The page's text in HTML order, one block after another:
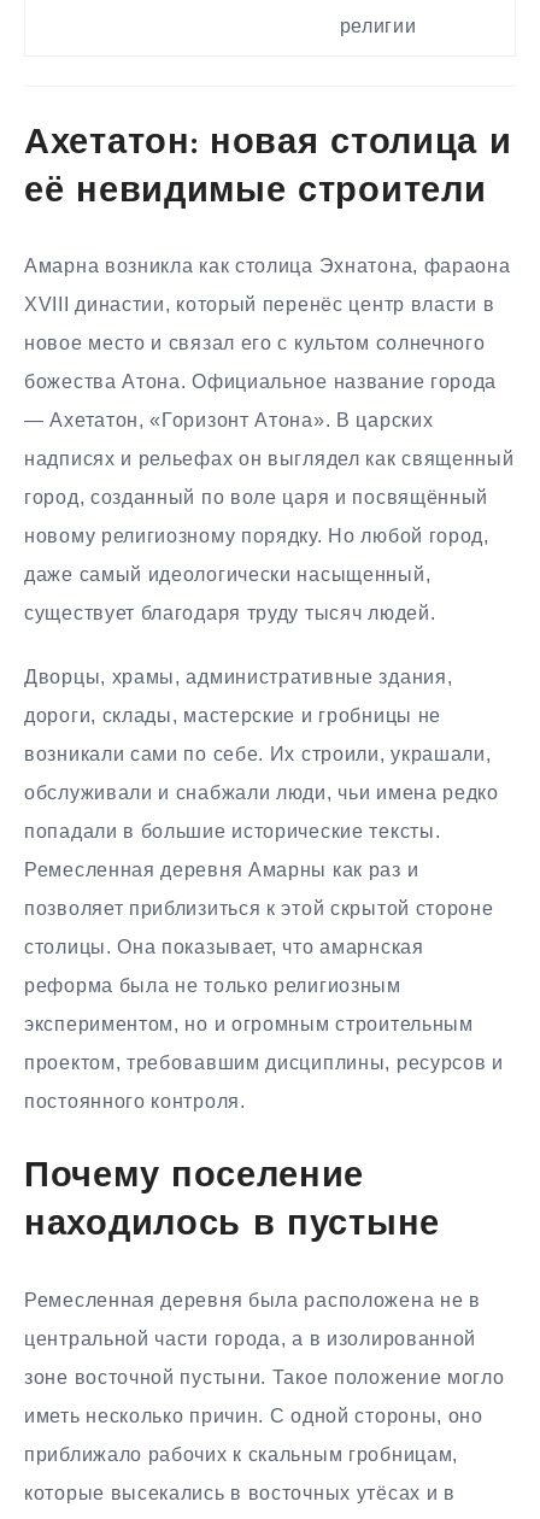
религии
Ахетатон: новая столица и
её невидимые строители
Амарна возникла как столица Эхнатона, фараона
XVIII династии, который перенёс центр власти в
новое место и связал его с культом солнечного
божества Атона. Официальное название города
— Ахетатон, «Горизонт Атона». В царских
надписях и рельефах он выглядел как священный
город, созданный по воле царя и посвящённый
новому религиозному порядку. Но любой город,
даже самый идеологически насыщенный,
существует благодаря труду тысяч людей.
Дворцы, храмы, административные здания,
дороги, склады, мастерские и гробницы не
возникали сами по себе. Их строили, украшали,
обслуживали и снабжали люди, чьи имена редко
попадали в большие исторические тексты.
Ремесленная деревня Амарны как раз и
позволяет приблизиться к этой скрытой стороне
столицы. Она показывает, что амарнская
реформа была не только религиозным
экспериментом, но и огромным строительным
проектом, требовавшим дисциплины, ресурсов и
постоянного контроля.
Почему поселение
находилось в пустыне
Ремесленная деревня была расположена не в
центральной части города, а в изолированной
зоне восточной пустыни. Такое положение могло
иметь несколько причин. С одной стороны, оно
приближало рабочих к скальным гробницам,
которые высекались в восточных утёсах и в